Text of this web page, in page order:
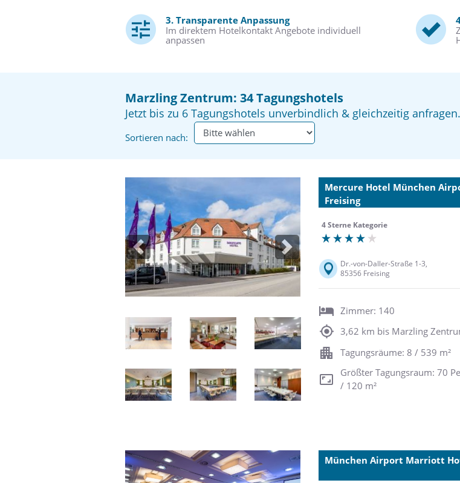
3. Transparente Anpassung
Im direktem Hotelkontakt Angebote individuell
anpassen
Marzling Zentrum: 34 Tagungshotels
Jetzt bis zu 6 Tagungshotels unverbindlich & gleichzeitig anfragen.
Sortieren nach:
Previous Next
Mercure Hotel München
Freising
4 Sterne Kategorie
Dr.-von-Daller-Straße 1-3,
85356 Freising
Zimmer: 140
3,62 km bis Marzling
Tagungsräume: 8 / 539 m²
Größter Tagungsraum: 70
/ 120 m²
München Airport Marriott